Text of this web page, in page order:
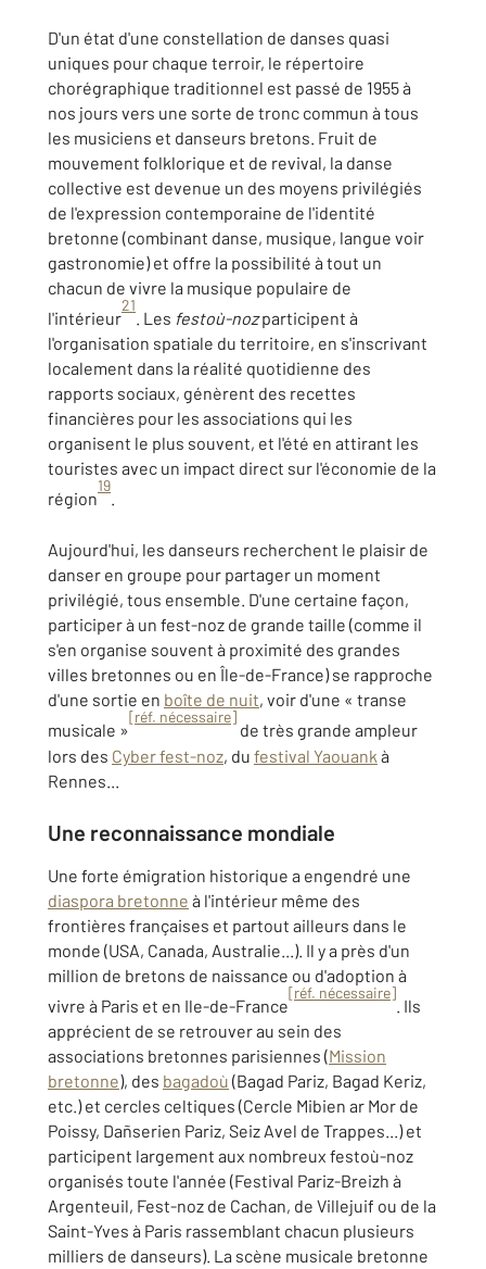
D'un état d'une constellation de danses quasi
uniques pour chaque terroir, le répertoire
chorégraphique traditionnel est passé de 1955 à
nos jours vers une sorte de tronc commun à tous
les musiciens et danseurs bretons. Fruit de
mouvement folklorique et de revival, la danse
collective est devenue un des moyens privilégiés
de l'expression contemporaine de l'identité
bretonne (combinant danse, musique, langue voir
gastronomie) et offre la possibilité à tout un
chacun de vivre la musique populaire de
l'intérieur
21
. Les festoù-nozparticipent à
l'organisation spatiale du territoire, en s'inscrivant
localement dans la réalité quotidienne des
rapports sociaux, génèrent des recettes
financières pour les associations qui les
organisent le plus souvent, et l'été en attirant les
touristes avec un impact direct sur l'économie de la
région
19
.
Aujourd'hui, les danseurs recherchent le plaisir de
danser en groupe pour partager un moment
privilégié, tous ensemble. D'une certaine façon,
participer à un fest-noz de grande taille (comme il
s'en organise souvent à proximité des grandes
villes bretonnes ou en Île-de-France) se rapproche
d'une sortie en boîte de nuit, voir d'une « transe
musicale »
[réf. nécessaire]
de très grande ampleur
lors des Cyber fest-noz, du festival Yaouank à
Rennes...
Une reconnaissance mondiale
Une forte émigration historique a engendré une
diaspora bretonne à l'intérieur même des
frontières françaises et partout ailleurs dans le
monde (USA, Canada, Australie...). Il y a près d'un
million de bretons de naissance ou d'adoption à
vivre à Paris et en Ile-de-France
[réf. nécessaire]
. Ils
apprécient de se retrouver au sein des
associations bretonnes parisiennes (Mission
bretonne), des bagadoù (Bagad Pariz, Bagad Keriz,
etc.) et cercles celtiques (Cercle Mibien ar Mor de
Poissy, Dañserien Pariz, Seiz Avel de Trappes...) et
participent largement aux nombreux festoù-noz
organisés toute l'année (Festival Pariz-Breizh à
Argenteuil, Fest-noz de Cachan, de Villejuif ou de la
Saint-Yves à Paris rassemblant chacun plusieurs
milliers de danseurs). La scène musicale bretonne